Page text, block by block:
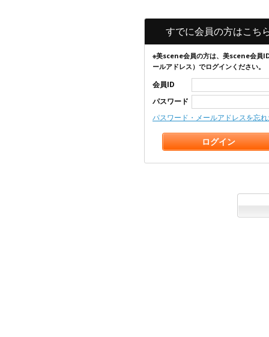
すでに会員の方はこち
※美scene会員の方は、美scene会員
ールアドレス）でログインください。
会員ID
パスワード
パスワード・メールアドレスを忘